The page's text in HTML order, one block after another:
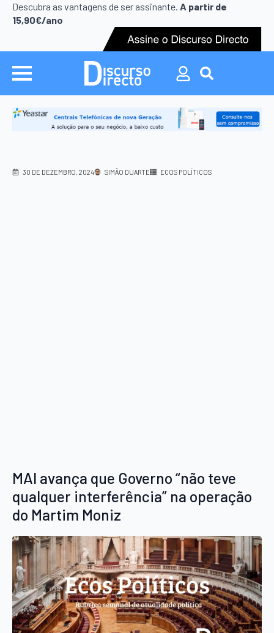
Descubra as vantagens de ser assinante. A partir de
15,90€/ano
Search
for:
Search
30 DE DEZEMBRO, 2024 SIMÃO DUARTE ECOS POLÍTICOS
MAI avança que Governo “não teve
qualquer interferência” na operação
do Martim Moniz